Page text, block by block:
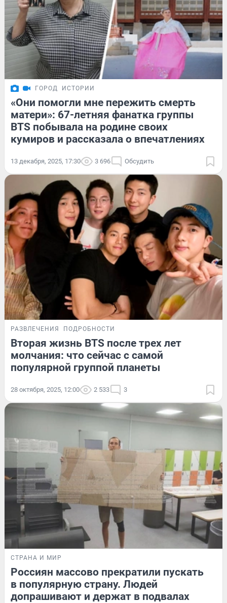
ГОРОД ИСТОРИИ
«Они помогли мне пережить смерть
матери»: 67-летняя фанатка группы
BTS побывала на родине своих
кумиров и рассказала о впечатлениях
13 декабря, 2025, 17:30 3 696 Обсудить
РАЗВЛЕЧЕНИЯ ПОДРОБНОСТИ
Вторая жизнь BTS после трех лет
молчания: что сейчас с самой
популярной группой планеты
28 октября, 2025, 12:00 2 533 3
СТРАНА И МИР
Россиян массово прекратили пускать
в популярную страну. Людей
допрашивают и держат в подвалах